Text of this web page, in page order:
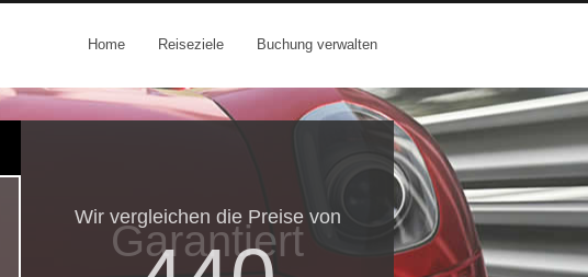
Home Reiseziele Buchung verwalten
Wir vergleichen die Preise von
Garantiert